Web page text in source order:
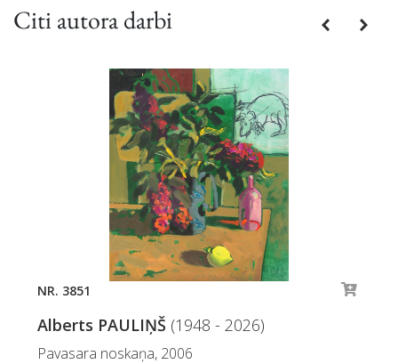
Citi autora darbi PreviousNext
NR. 3851
Alberts PAULIŅŠ (1948 - 2026)
Pavasara noskaņa, 2006